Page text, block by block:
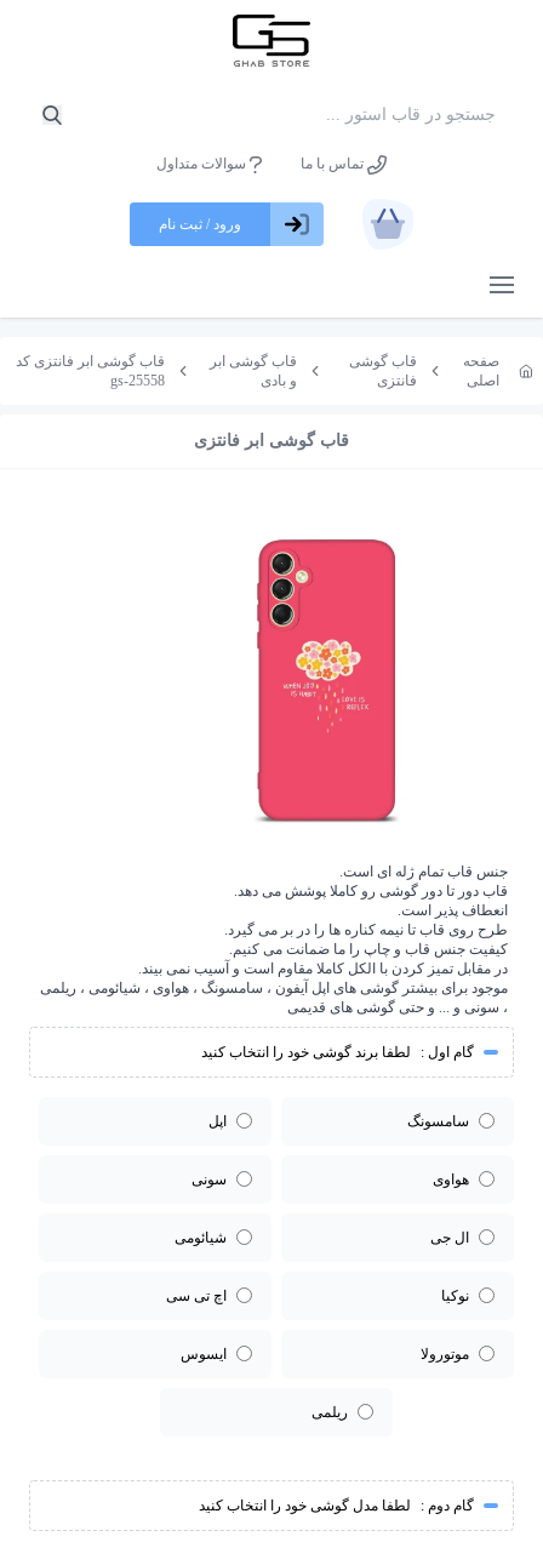
تماس با ما سوالات متداول
باز کردن منو
ورود / ثبت نام
صفحه
اصلی
قاب گوشی
فانتزی
قاب گوشی ابر
و بادی
قاب گوشی ابر فانتزی کد
gs-25558
قاب گوشی ابر فانتزی
جنس قاب تمام ژله ای است.
قاب دور تا دور گوشی رو کاملا پوشش می دهد.
انعطاف پذیر است.
طرح روی قاب تا نیمه کناره ها را در بر می گیرد.
کیفیت جنس قاب و چاپ را ما ضمانت می کنیم.
در مقابل تمیز کردن با الکل کاملا مقاوم است و آسیب نمی بیند.
موجود برای بیشتر گوشی های اپل آیفون ، سامسونگ ، هواوی ، شیائومی ، ریلمی
، سونی و ... و حتی گوشی های قدیمی
گام اول : لطفا برند گوشی خود را انتخاب کنید
سامسونگ اپل
هواوی سونی
ال جی شیائومی
نوکیا اچ تی سی
موتورولا ایسوس
ریلمی
گام دوم : لطفا مدل گوشی خود را انتخاب کنید